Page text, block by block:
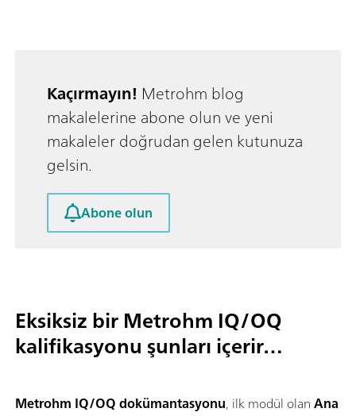
Kaçırmayın! Metrohm blog
makalelerine abone olun ve yeni
makaleler doğrudan gelen kutunuza
gelsin.
Abone olun
Eksiksiz bir Metrohm IQ/OQ
kalifikasyonu şunları içerir…
Metrohm IQ/OQ dokümantasyonu, ilk modül olanAna